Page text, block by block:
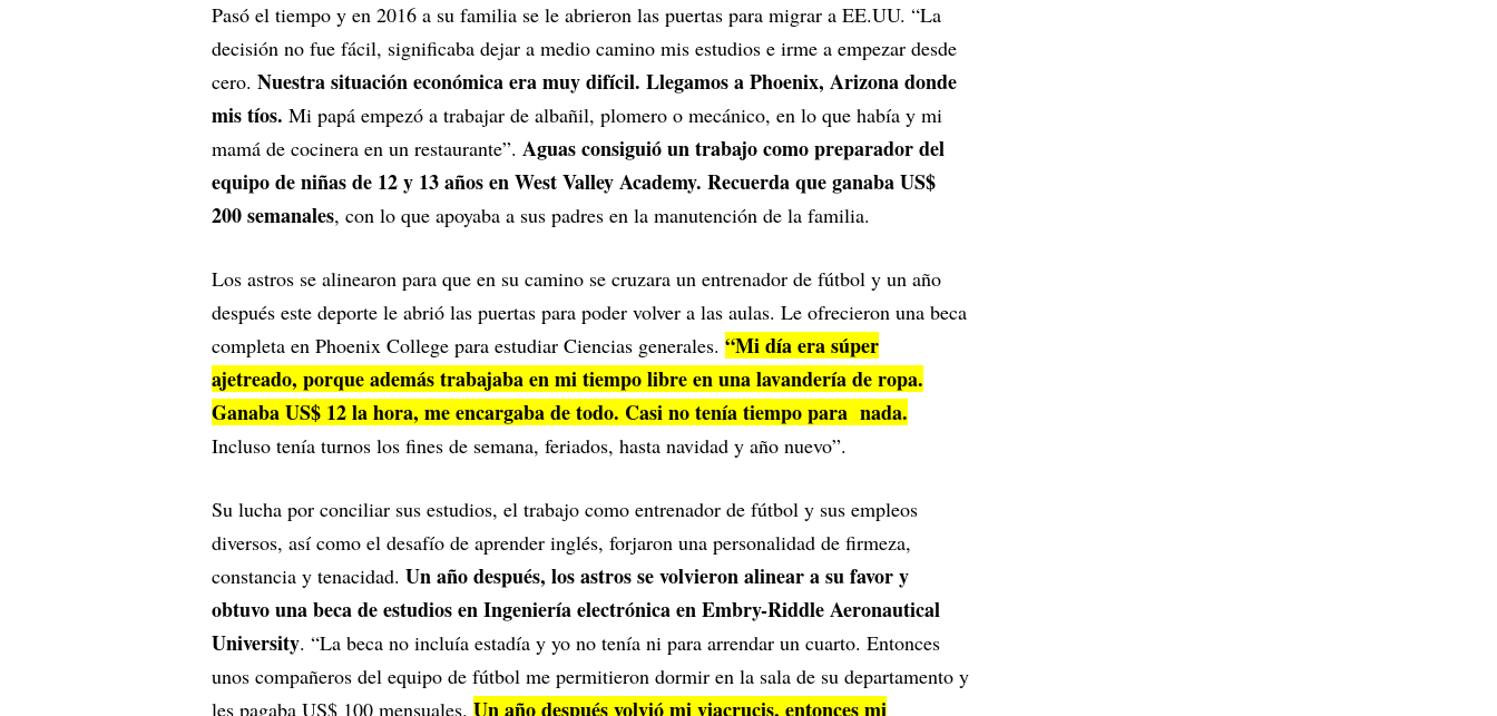
Pasó el tiempo y en 2016 a su familia se le abrieron las puertas para migrar a EE.UU. “La
decisión no fue fácil, significaba dejar a medio camino mis estudios e irme a empezar desde
cero. Nuestra situación económica era muy difícil. Llegamos a Phoenix, Arizona donde
mis tíos. Mi papá empezó a trabajar de albañil, plomero o mecánico, en lo que había y mi
mamá de cocinera en un restaurante”. Aguas consiguió un trabajo como preparador del
equipo de niñas de 12 y 13 años en West Valley Academy. Recuerda que ganaba US$
200 semanales, con lo que apoyaba a sus padres en la manutención de la familia.
Los astros se alinearon para que en su camino se cruzara un entrenador de fútbol y un año
después este deporte le abrió las puertas para poder volver a las aulas. Le ofrecieron una beca
completa en Phoenix College para estudiar Ciencias generales. “Mi día era súper
ajetreado, porque además trabajaba en mi tiempo libre en una lavandería de ropa.
Ganaba US$ 12 la hora, me encargaba de todo. Casi no tenía tiempo para nada.
Incluso tenía turnos los fines de semana, feriados, hasta navidad y año nuevo”.
Su lucha por conciliar sus estudios, el trabajo como entrenador de fútbol y sus empleos
diversos, así como el desafío de aprender inglés, forjaron una personalidad de firmeza,
constancia y tenacidad. Un año después, los astros se volvieron alinear a su favor y
obtuvo una beca de estudios en Ingeniería electrónica en Embry-Riddle Aeronautical
University. “La beca no incluía estadía y yo no tenía ni para arrendar un cuarto. Entonces
unos compañeros del equipo de fútbol me permitieron dormir en la sala de su departamento y
les pagaba US$ 100 mensuales. Un año después volvió mi viacrucis, entonces mi